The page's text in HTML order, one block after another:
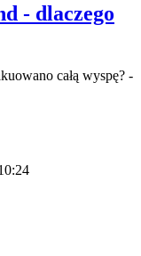
- dlaczego
całą wyspę? -